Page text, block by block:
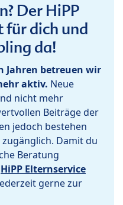
Der HiPP
für dich und
da!
Jahren betreuen wir
aktiv. Neue
nicht mehr
Beiträge der
jedoch bestehen
Damit du
Beratung
HiPP Elternservice
gerne zur